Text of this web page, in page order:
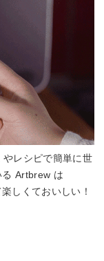
レシピで簡単に世
る Artbrew は
しくておいしい！